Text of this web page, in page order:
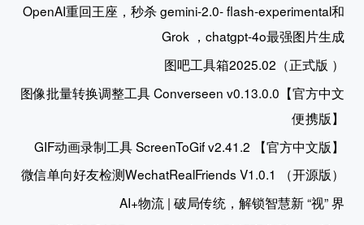
OpenAI重回王座，秒杀 gemini-2.0- flash-experimental和
Grok ，chatgpt-4o最强图片生成
图吧工具箱2025.02（正式版 ）
图像批量转换调整工具 Converseen v0.13.0.0【官方中文
便携版】
GIF动画录制工具 ScreenToGif v2.41.2 【官方中文版】
微信单向好友检测WechatRealFriends V1.0.1 （开源版）
AI+物流 | 破局传统，解锁智慧新 “视” 界